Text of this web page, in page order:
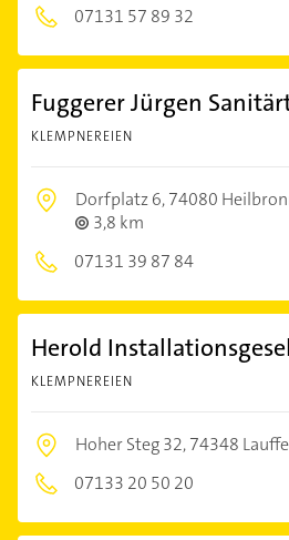
07131 57 89 32
Fuggerer Jürgen
KLEMPNEREIEN
Dorfplatz 6,74080
3,8 km
07131 39 87 84
Herold
KLEMPNEREIEN
Hoher Steg 32,74348
07133 20 50 20